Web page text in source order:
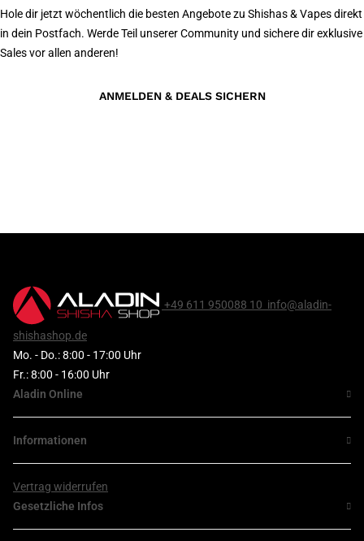
Hole dir jetzt wöchentlich die besten Angebote zu Shishas & Vapes direkt
in dein Postfach. Werde Teil unserer Community und sichere dir exklusive
Sales vor allen anderen!
ANMELDEN & DEALS SICHERN
+49 611 950088 10 info@aladin-
shishashop.de
Mo. - Do.: 8:00 - 17:00 Uhr
Fr.: 8:00 - 16:00 Uhr
Aladin Online
Informationen
Vertrag widerrufen
Gesetzliche Infos